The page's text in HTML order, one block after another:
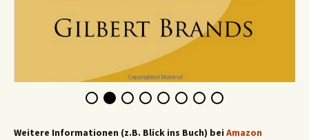
Weitere Informationen (z.B. Blick ins Buch) bei Amazon